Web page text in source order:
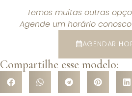
Temos muitas outras
Agende um horário
AGENDAR
Compartilhe esse modelo: